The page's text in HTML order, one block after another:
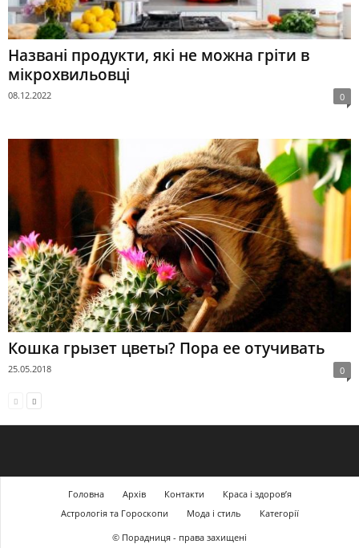
Названі продукти, які не можна гріти в
мікрохвильовці
08.12.2022 0
Кошка грызет цветы? Пора ее отучивать
25.05.2018 0
Головна Архів Контакти
Краса і здоров’я
Астрологія та Гороскопи
Мода і стиль
Категорії
© Порадниця - права захищені